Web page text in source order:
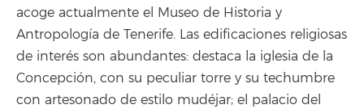
acoge actualmente el Museo de Historia y
Antropología de Tenerife. Las edificaciones religiosas
de interés son abundantes: destaca la iglesia de la
Concepción, con su peculiar torre y su techumbre
con artesonado de estilo mudéjar; el palacio del